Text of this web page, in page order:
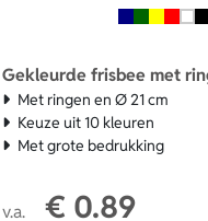
Gekleurde frisbee met
Met ringen en Ø 21 cm
Keuze uit 10 kleuren
Met grote bedrukking
v.a. € 0.89